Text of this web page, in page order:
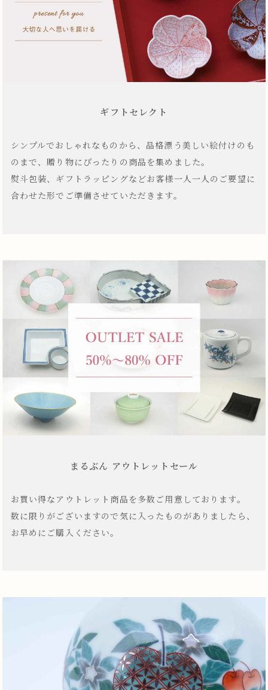
ギフトセレクト
シンプルでおしゃれなものから、品格漂う美しい絵付けのも
のまで、贈り物にぴったりの商品を集めました。
熨斗包装、ギフトラッピングなどお客様一人一人のご要望に
合わせた形でご準備させていただきます。
まるぶん アウトレットセール
お買い得なアウトレット商品を多数ご用意しております。
数に限りがございますので気に入ったものがありましたら、
お早めにご購入ください。